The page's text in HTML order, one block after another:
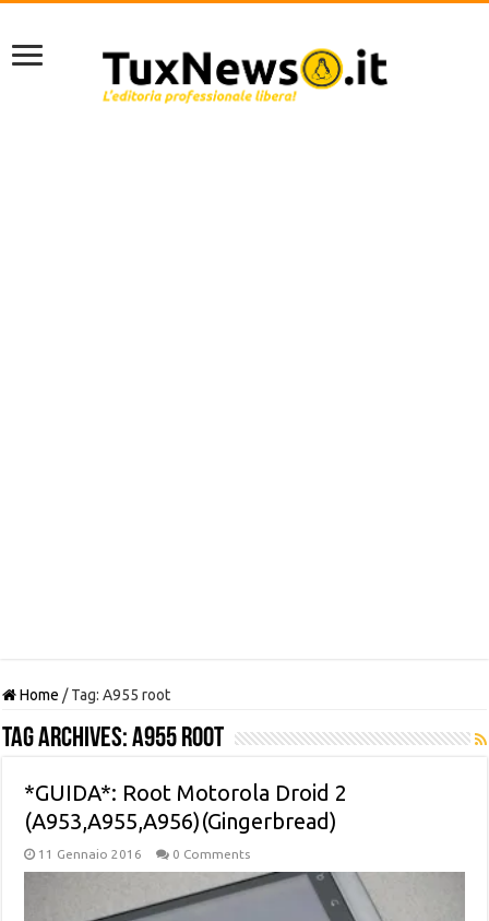
Home / Tag:A955 root
Tag Archives:A955 root
*GUIDA*: Root Motorola Droid 2
(A953,A955,A956)(Gingerbread)
11 Gennaio 2016 0 Comments